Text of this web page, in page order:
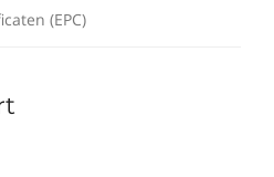
(EPC)